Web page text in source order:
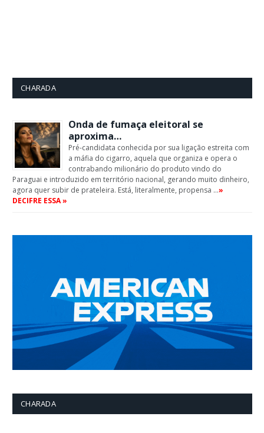
CHARADA
Onda de fumaça eleitoral se
aproxima…
Pré-candidata conhecida por sua ligação estreita com
a máfia do cigarro, aquela que organiza e opera o
contrabando milionário do produto vindo do
Paraguai e introduzido em território nacional, gerando muito dinheiro,
agora quer subir de prateleira. Está, literalmente, propensa …»
DECIFRE ESSA »
CHARADA